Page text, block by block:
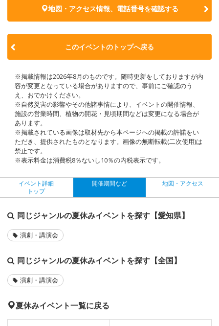
地図・アクセス情報、電話番号を確認する
このイベントのトップへ戻る
※掲載情報は2026年8月のものです。随時更新をしておりますが内
容が変更となっている場合がありますので、事前にご確認のう
え、おでかけください。
※自然災害の影響やその他諸事情により、イベントの開催情報、
施設の営業時間、植物の開花・見頃期間などは変更になる場合が
あります。
※掲載されている画像は取材先から本ページへの掲載の許諾をい
ただき、提供されたものとなります。画像の無断転載(二次使用)は
禁止です。
※表示料金は消費税8％ないし10％の内税表示です。
イベント詳細
トップ
開催期間など 地図・アクセス
同じジャンルの夏休みイベントを探す【愛知県】
演劇・講演会
同じジャンルの夏休みイベントを探す【全国】
演劇・講演会
夏休みイベント一覧に戻る